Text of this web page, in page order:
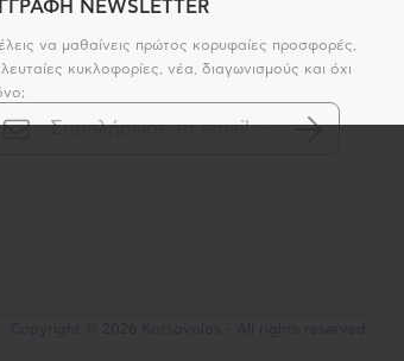
NEWSLETTER
να μαθαίνεις πρώτος κορυφαίες προσφορές,
κυκλοφορίες, νέα, διαγωνισμούς και όχι